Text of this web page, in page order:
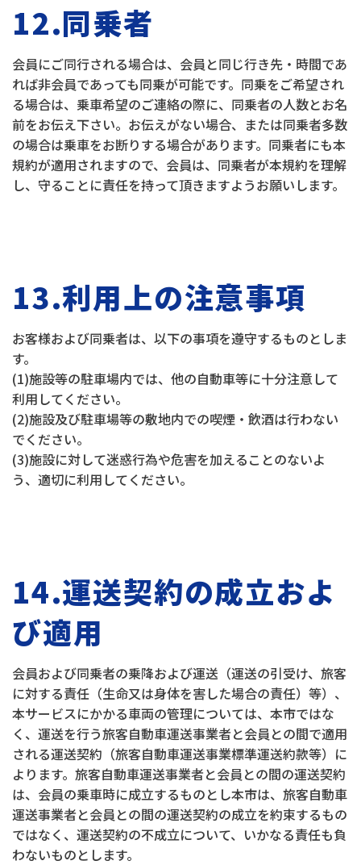
12.同乗者
会員にご同行される場合は、会員と同じ行き先・時間であ
れば非会員であっても同乗が可能です。同乗をご希望され
る場合は、乗車希望のご連絡の際に、同乗者の人数とお名
前をお伝え下さい。お伝えがない場合、または同乗者多数
の場合は乗車をお断りする場合があります。同乗者にも本
規約が適用されますので、会員は、同乗者が本規約を理解
し、守ることに責任を持って頂きますようお願いします。
13.利用上の注意事項
お客様および同乗者は、以下の事項を遵守するものとしま
す。
(1)施設等の駐車場内では、他の自動車等に十分注意して
利用してください。
(2)施設及び駐車場等の敷地内での喫煙・飲酒は行わない
でください。
(3)施設に対して迷惑行為や危害を加えることのないよ
う、適切に利用してください。
14.運送契約の成立およ
び適用
会員および同乗者の乗降および運送（運送の引受け、旅客
に対する責任（生命又は身体を害した場合の責任）等）、
本サービスにかかる車両の管理については、本市ではな
く、運送を行う旅客自動車運送事業者と会員との間で適用
される運送契約（旅客自動車運送事業標準運送約款等）に
よります。旅客自動車運送事業者と会員との間の運送契約
は、会員の乗車時に成立するものとし本市は、旅客自動車
運送事業者と会員との間の運送契約の成立を約束するもの
ではなく、運送契約の不成立について、いかなる責任も負
わないものとします。